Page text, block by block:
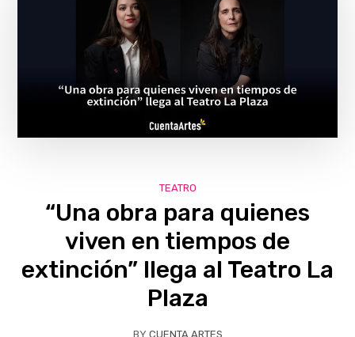
TEATRO
“Una obra para quienes
viven en tiempos de
extinción” llega al Teatro La
Plaza
BY CUENTA ARTES